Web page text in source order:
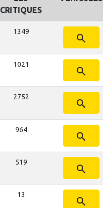
CRITIQUES
1349
search
1021
search
2752
search
964
search
519
search
13
search